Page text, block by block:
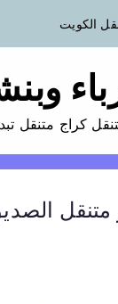
الكويت
كراج متنقل
متنقل